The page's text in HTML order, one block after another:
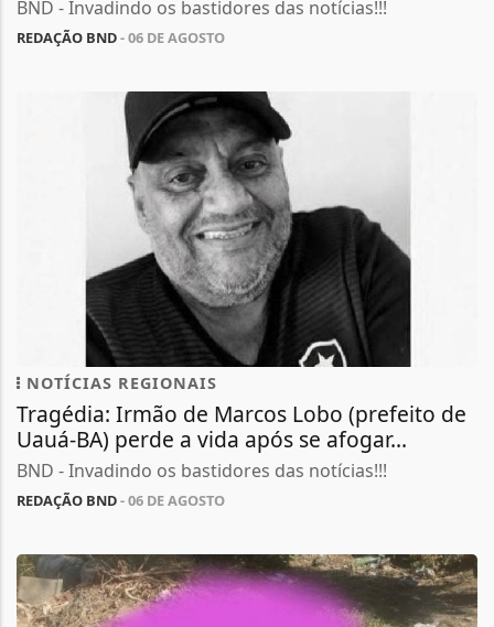
BND - Invadindo os bastidores das notícias!!!
REDAÇÃO BND- 06 DE AGOSTO
NOTÍCIAS REGIONAIS
Tragédia: Irmão de Marcos Lobo (prefeito de
Uauá-BA) perde a vida após se afogar...
BND - Invadindo os bastidores das notícias!!!
REDAÇÃO BND- 06 DE AGOSTO